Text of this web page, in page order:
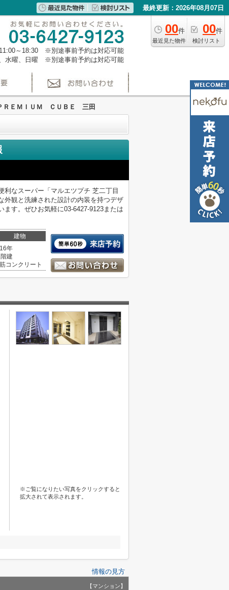
最終更新：2026年08月07日
00件
最近見た物件
00件
検討リスト
～18:30 ※別途事前予約は対応可能
水曜、日曜 ※別途事前予約は対応可能
ＲＥＭＩＵＭ ＣＵＢＥ 三田
なスーパー「マルエツプチ 芝二丁目
外観と洗練された設計の内装を持つデザ
す。ぜひお気軽に03-6427-9123または
建物
年
建
コンクリート
※ご覧になりたい写真をクリックすると
拡大されて表示されます。
情報の見方
【マンション】